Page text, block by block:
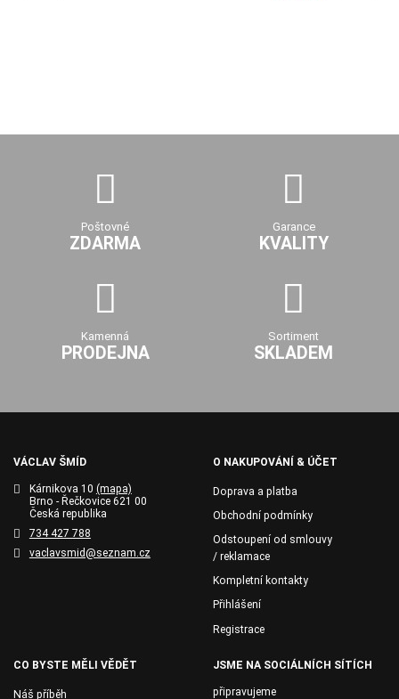
Poštovné
ZDARMA
Garance
KVALITY
Kamenná
PRODEJNA
Sortiment
SKLADEM
VÁCLAV ŠMÍD
Kárnikova 10 (mapa)
Brno - Řečkovice 621 00
Česká republika
734 427 788
vaclavsmid@seznam.cz
O NAKUPOVÁNÍ & ÚČET
Doprava a platba
Obchodní podmínky
Odstoupení od smlouvy
/ reklamace
Kompletní kontakty
Přihlášení
Registrace
CO BYSTE MĚLI VĚDĚT
Náš příběh
JSME NA SOCIÁLNÍCH SÍTÍCH
připravujeme